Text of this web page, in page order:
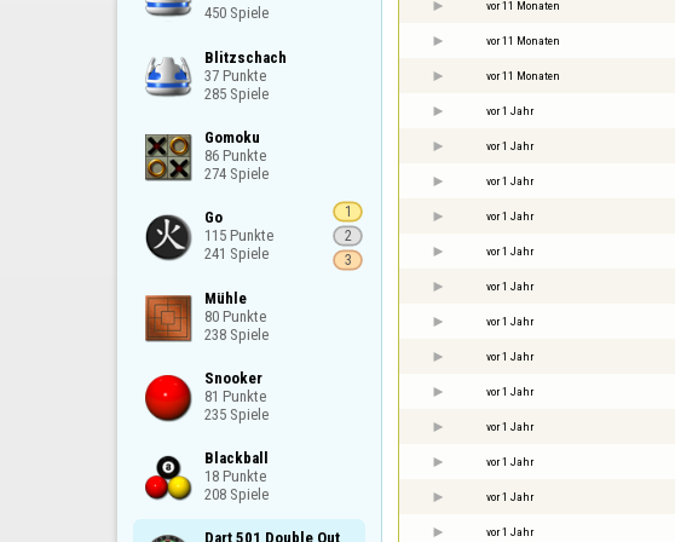
450 Spiele
Blitzschach
37 Punkte
285 Spiele
Gomoku
86 Punkte
274 Spiele
Go
115 Punkte
241 Spiele
1
2
3
Mühle
80 Punkte
238 Spiele
Snooker
81 Punkte
235 Spiele
Blackball
18 Punkte
208 Spiele
Dart 501 Double Out
vor 11 Monaten
vor 11 Monaten
vor 11 Monaten
vor 1 Jahr
vor 1 Jahr
vor 1 Jahr
vor 1 Jahr
vor 1 Jahr
vor 1 Jahr
vor 1 Jahr
vor 1 Jahr
vor 1 Jahr
vor 1 Jahr
vor 1 Jahr
vor 1 Jahr
vor 1 Jahr